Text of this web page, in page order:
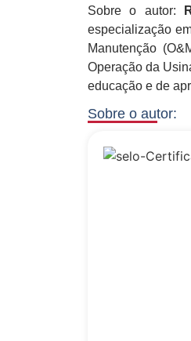
Sobre o autor:
especialização
Manutenção
Operação da
educação e de
Sobre o autor: